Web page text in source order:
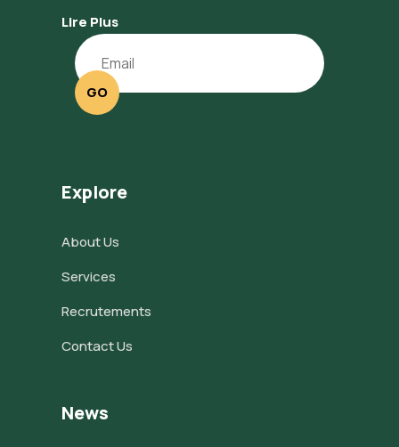
Lire Plus
GO
Explore
About Us
Services
Recrutements
Contact Us
News